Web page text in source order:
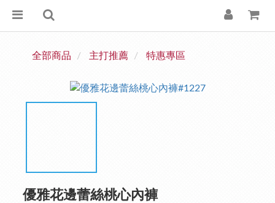
全部商品 主打推薦 特惠專區
優雅花邊蕾絲桃心內褲